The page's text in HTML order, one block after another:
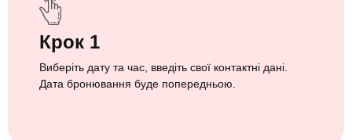
Крок 1
Виберіть дату та час, введіть свої контактні дані.
Дата бронювання буде попередньою.